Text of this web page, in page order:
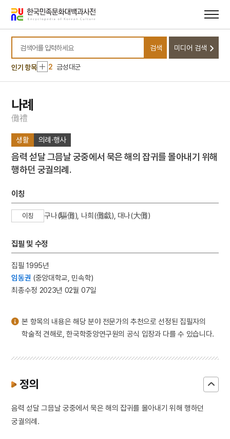
바로가기
바로가기
검색어를 입력하세요
검색 미디어 검색
인기 항목
10 금교도
1 대정실업친목회
2 금성대군
3 친일인명사전
7
삼백초
8 수표
9 이
1 대정실업친목회
금성대군
4 국립소록도병원
5
6
원
9 이
나례
儺禮
생활 의례·행사
음력 섣달 그믐날 궁중에서 묵은 해의 잡귀를 몰아내기 위해
행하던 궁궐의례.
이칭
이칭 구나(驅儺), 나희(儺戱), 대나(大儺)
집필 및 수정
집필 1995년
임동권 (중앙대학교, 민속학)
최종수정 2023년 02월 07일
본 항목의 내용은 해당 분야 전문가의 추천으로 선정된 집필자의
학술적 견해로, 한국학중앙연구원의 공식 입장과 다를 수 있습니다.
정의
음력 섣달 그믐날 궁중에서 묵은 해의 잡귀를 몰아내기 위해 행하던
궁궐의례.